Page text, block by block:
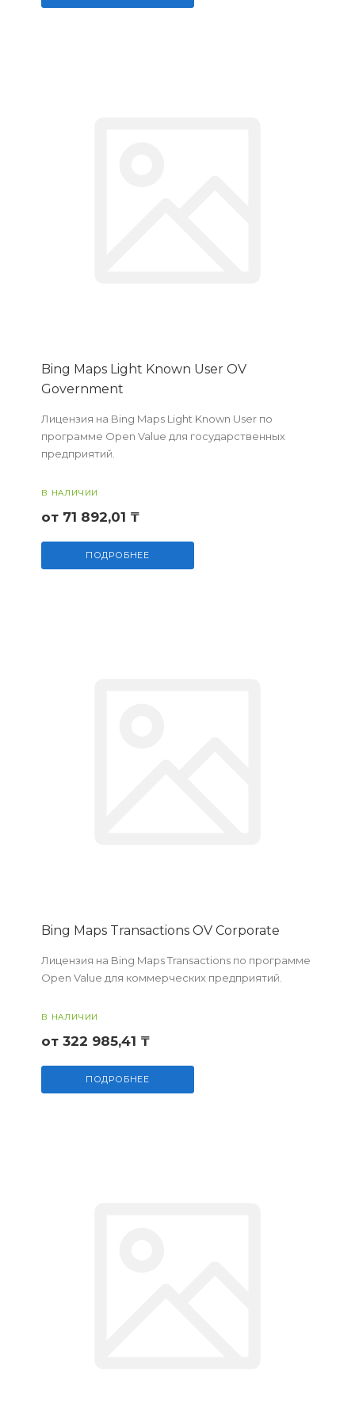
Bing Maps Light Known User OV
Government
Лицензия на Bing Maps Light Known User по
программе Open Value для государственных
предприятий.
В НАЛИЧИИ
от 71 892,01 ₸
ПОДРОБНЕЕ
Bing Maps Transactions OV Corporate
Лицензия на Bing Maps Transactions по программе
Open Value для коммерческих предприятий.
В НАЛИЧИИ
от 322 985,41 ₸
ПОДРОБНЕЕ